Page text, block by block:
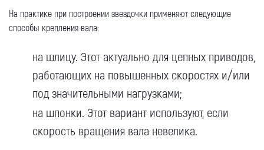
На практике при построении звездочки применяют следующие
способы крепления вала:
на шлицу. Этот актуально для цепных приводов,
работающих на повышенных скоростях и/или
под значительными нагрузками;
на шпонки. Этот вариант используют, если
скорость вращения вала невелика.